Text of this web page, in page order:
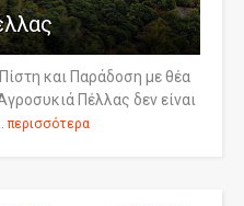
και Παράδοση με θέα
Πέλλας δεν είναι
περισσότερα